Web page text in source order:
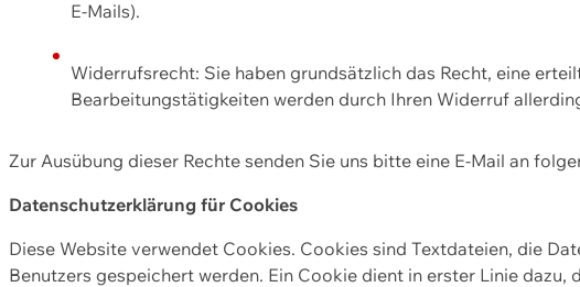
E-Mails).
Widerrufsrecht: Sie haben grundsätzlich das Recht, eine
Bearbeitungstätigkeiten werden durch Ihren Widerruf
Zur Ausübung dieser Rechte senden Sie uns bitte eine E-Mail an
Datenschutzerklärung für Cookies
Diese Website verwendet Cookies. Cookies sind Textdateien, die
Benutzers gespeichert werden. Ein Cookie dient in erster Linie